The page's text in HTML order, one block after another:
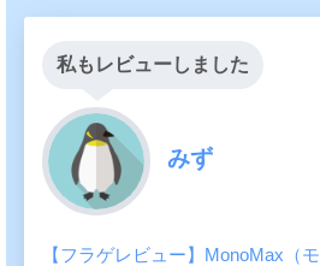
私もレビューしました
みず
【フラゲレビュー】MonoMax（